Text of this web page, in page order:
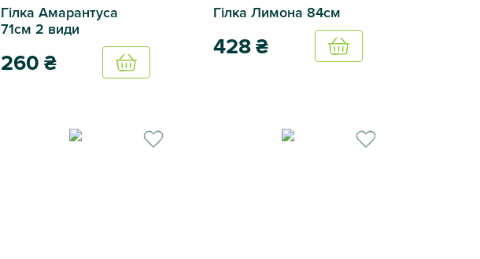
Гілка Амарантуса
71см 2 види
260₴ Купить
Гілка Лимона 84см
428₴ Купить